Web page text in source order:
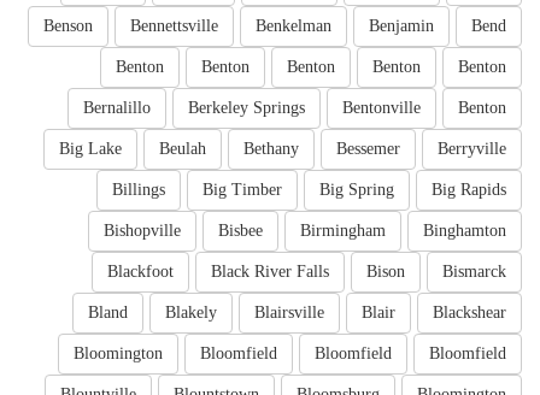
Bend
Benjamin
Benkelman
Bennettsville
Benson
Benton
Benton
Benton
Benton
Benton
Benton
Bentonville
Berkeley Springs
Bernalillo
Berryville
Bessemer
Bethany
Beulah
Big Lake
Big Rapids
Big Spring
Big Timber
Billings
Binghamton
Birmingham
Bisbee
Bishopville
Bismarck
Bison
Black River Falls
Blackfoot
Blackshear
Blair
Blairsville
Blakely
Bland
Bloomfield
Bloomfield
Bloomfield
Bloomington